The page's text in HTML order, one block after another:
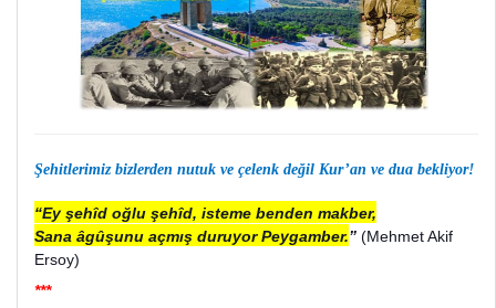
Şehitlerimiz bizlerden nutuk ve çelenk değil Kur’an ve dua bekliyor!
“Ey şehîd oğlu şehîd, isteme benden makber,
Sana âgûşunu açmış duruyor Peygamber.” (Mehmet Akif
Ersoy)
***